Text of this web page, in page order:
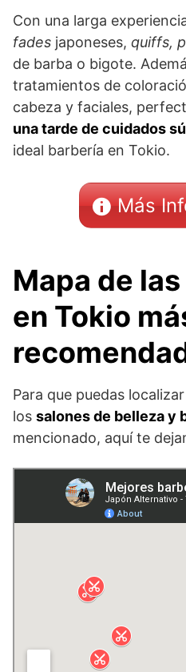
Con una larga
fades japoneses, quiffs,
de barba o bigote.
tratamientos de
cabeza y faciales,
una tarde de cuidados
ideal barbería en Tokio.
Más
Mapa de
en Tokio
Para que puedas
los salones de belleza y
mencionado, aquí te